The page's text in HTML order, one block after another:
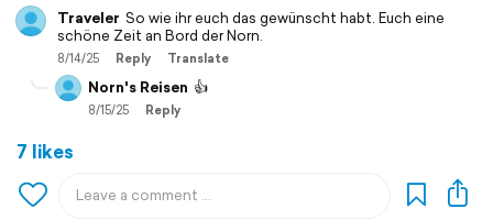
Traveler So wie ihr euch das gewünscht habt. Euch eine
schöne Zeit an Bord der Norn.
8/14/25 Reply Translate
Norn's Reisen 👍
8/15/25 Reply
7 likes